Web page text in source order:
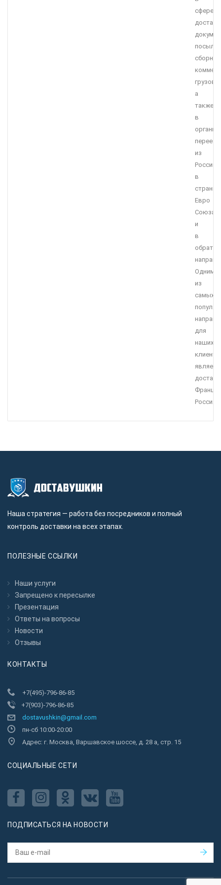
сфере
сборных
грузов,
а
также
в
из
России
в
страны
Евро
Союза
и
в
Одним
из
самых
для
наших
Россия.
Наша стратегия — работа без посредников и полный
контроль доставки на всех этапах.
ПОЛЕЗНЫЕ ССЫЛКИ
Наши услуги
Запрещено к пересылкe
Презентация
Ответы на вопросы
Новости
Отзывы
КОНТАКТЫ
+7(495)-796-86-85
+7(903)-796-86-85
dostavushkin@gmail.com
пн-сб 10:00-20:00
Адрес: г. Москва, Варшавское шоссе, д. 28 а, стр. 15
CОЦИАЛЬНЫЕ СЕТИ
ПОДПИСАТЬСЯ НА НОВОСТИ